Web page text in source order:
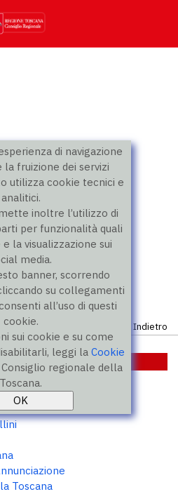
di navigazione
fruizione dei servizi
utilizza cookie tecnici e
analitici.
inoltre l’utilizzo di
per funzionalità quali
la visualizzazione sui
media.
banner, scorrendo
su collegamenti
all’uso di questi
cookie.
sui cookie e su come
leggi laCookie
regionale della
Toscana.
degli Etruschi Indietro
per PMI
Toscana